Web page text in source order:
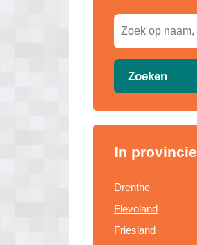
Zoeken
In provincie
Drenthe
Flevoland
Friesland